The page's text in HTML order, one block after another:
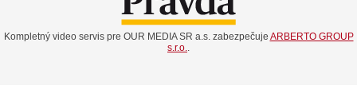
Kompletný video servis pre OUR MEDIA SR a.s. zabezpečuje ARBERTO GROUP
s.r.o..